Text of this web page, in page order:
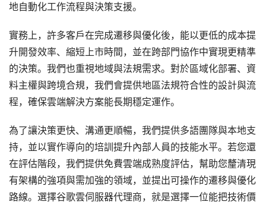
地自動化工作流程與決策支援。
實務上，許多客戶在完成遷移與優化後，能以更低的成本提
升開發效率、縮短上市時間，並在跨部門協作中實現更精準
的決策。我們也重視地域與法規需求。對於區域化部署、資
料主權與跨境合規，我們會提供地區法規符合性的設計與流
程，確保雲端解決方案能長期穩定運作。
為了讓決策更快、溝通更順暢，我們提供多語團隊與本地支
持，並以實作導向的培訓提升內部人員的技能水平。若您還
在評估階段，我們提供免費雲端成熟度評估，幫助您釐清現
有架構的強項與需加強的領域，並提出可操作的遷移與優化
路線。選擇谷歌雲伺服器代理商，就是選擇一位能把技術價